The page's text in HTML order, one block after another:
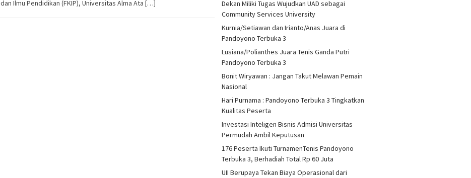
dan Ilmu Pendidikan (FKIP), Universitas Alma Ata […]
Dekan Miliki Tugas Wujudkan UAD sebagai
Community Services University
Kurnia/Setiawan dan Irianto/Anas Juara di
Pandoyono Terbuka 3
Lusiana/Polianthes Juara Tenis Ganda Putri
Pandoyono Terbuka 3
Bonit Wiryawan : Jangan Takut Melawan Pemain
Nasional
Hari Purnama : Pandoyono Terbuka 3 Tingkatkan
Kualitas Peserta
Investasi Inteligen Bisnis Admisi Universitas
Permudah Ambil Keputusan
176 Peserta Ikuti TurnamenTenis Pandoyono
Terbuka 3, Berhadiah Total Rp 60 Juta
UII Berupaya Tekan Biaya Operasional dari